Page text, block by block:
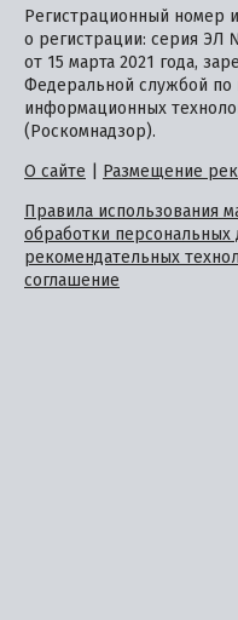
Регистрационный номер
о регистрации: серия ЭЛ
от 15 марта 2021 года,
Федеральной службой по
информационных
(Роскомнадзор).
О сайте
Размещение
Правила использования
обработки персональных
рекомендательных
соглашение